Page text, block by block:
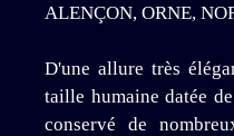
ALENÇON, ORNE,
D'une allure très
taille humaine datée
conservé de